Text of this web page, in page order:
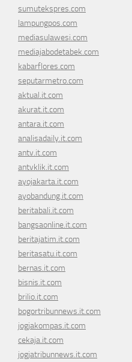
sumutekspres.com
lampungpos.com
mediasulawesi.com
mediajabodetabek.com
kabarflores.com
seputarmetro.com
aktual.it.com
akurat.it.com
antara.it.com
analisadaily.it.com
antv.it.com
antvklik.it.com
ayojakarta.it.com
ayobandung.it.com
beritabali.it.com
bangsaonline.it.com
beritajatim.it.com
beritasatu.it.com
bernas.it.com
bisnis.it.com
brilio.it.com
bogortribunnews.it.com
jogjakompas.it.com
cekaja.it.com
jogjatribunnews.it.com